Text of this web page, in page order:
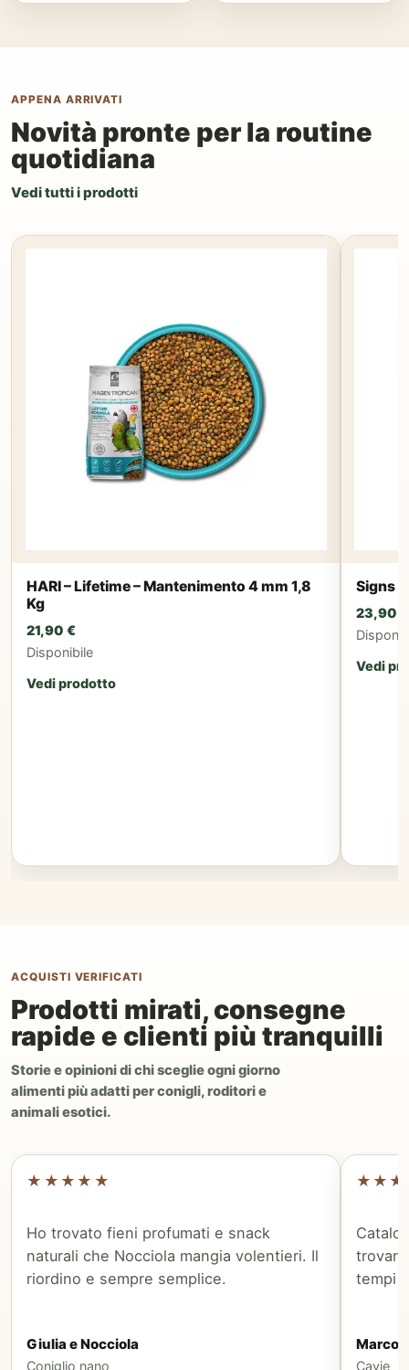
APPENA ARRIVATI
Novità pronte per la routine
quotidiana
Vedi tutti i prodotti
HARI – Lifetime – Mantenimento 4 mm 1,8
Kg
21,90€
Disponibile
Vedi prodotto
Signs
23,90
Vedi
ACQUISTI VERIFICATI
Prodotti mirati, consegne
rapide e clienti più tranquilli
Storie e opinioni di chi sceglie ogni giorno
alimenti più adatti per conigli, roditori e
animali esotici.
★★★★★
Ho trovato fieni profumati e snack
naturali che Nocciola mangia volentieri. Il
riordino e sempre semplice.
Giulia e Nocciola
Coniglio nano
tempi
Marco
Cavie